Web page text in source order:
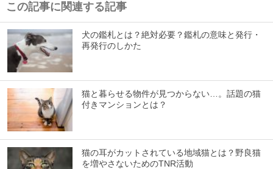
この記事に関連する記事
犬の鑑札とは？絶対必要？鑑札の意味と発行・
再発行のしかた
猫と暮らせる物件が見つからない…。話題の猫
付きマンションとは？
猫の耳がカットされている地域猫とは？野良猫
を増やさないためのTNR活動